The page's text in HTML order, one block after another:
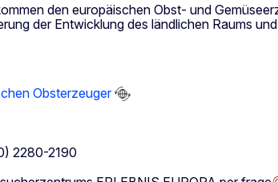
den europäischen Obst- und
der Entwicklung des ländlichen Raums
Obsterzeuger
2280-2190